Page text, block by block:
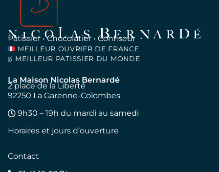
Pâtissier • Chocolatier • Confiseur
MEILLEUR OUVRIER DE FRANCE
🥇 MEILLEUR PATISSIER DU MONDE
La Maison Nicolas Bernardé
2 place de la Liberté
92250 La Garenne-Colombes
9h30 – 19h du mardi au samedi
Horaires et jours d’ouverture
Contact